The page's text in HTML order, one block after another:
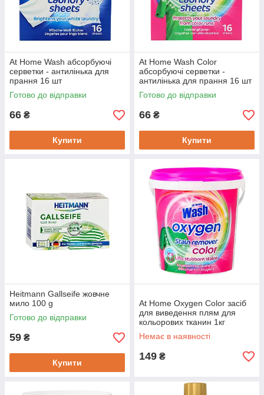
At Home Wash абсорбуючі
серветки - антилінька для
прання 16 шт
Готово до відправки
66 ₴
Купити
At Home Wash Color
абсорбуючі серветки -
антилінька для прання 16 шт
Готово до відправки
66 ₴
Купити
Heitmann Gallseife жовчне
мило 100 g
Готово до відправки
59 ₴
Купити
At Home Oxygen Color засіб
для виведення плям для
кольорових тканин 1кг
Немає в наявності
149 ₴